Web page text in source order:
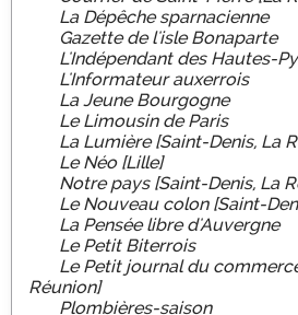
La Dépêche sparnacienne
Gazette de l'isle Bonaparte
L'Indépendant des Hautes-
L'Informateur auxerrois
La Jeune Bourgogne
Le Limousin de Paris
La Lumière [Saint-Denis, La
Le Néo [Lille]
Notre pays [Saint-Denis, La
Le Nouveau colon [Saint-
La Pensée libre d'Auvergne
Le Petit Biterrois
Le Petit journal du
Réunion]
Plombières-saison